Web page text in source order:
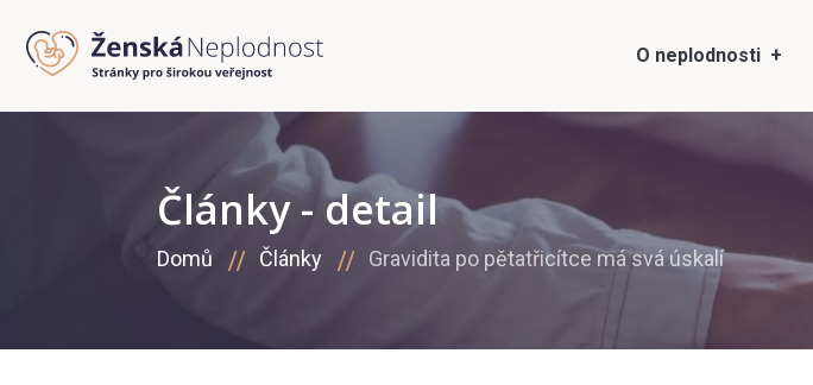
O neplodnosti
Články - detail
Domů Články Gravidita po pětatřicítce má svá úskalí